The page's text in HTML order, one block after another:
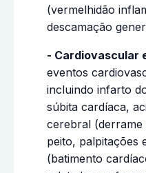
(vermelhidão
descamação
- Cardiovascular
eventos
incluindo infarto
súbita cardíaca,
cerebral
peito, palpitações
(batimento